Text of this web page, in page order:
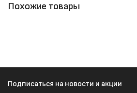
Похожие товары
Подписаться на новости и акции